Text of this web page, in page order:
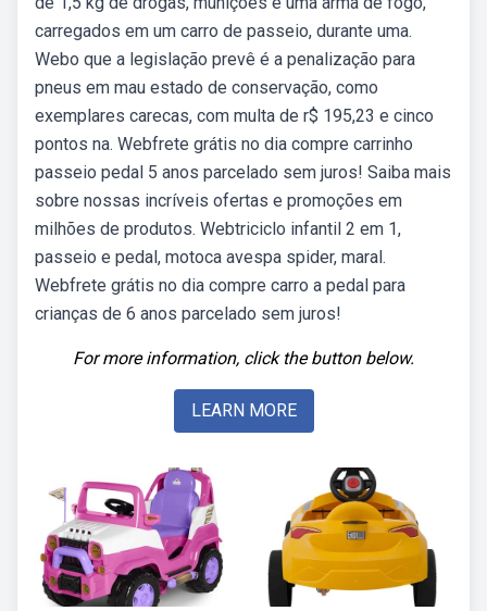
carregados em um carro de passeio, durante uma.
Webo que a legislação prevê é a penalização para
pneus em mau estado de conservação, como
exemplares carecas, com multa de r$ 195,23 e cinco
pontos na. Webfrete grátis no dia compre carrinho
passeio pedal 5 anos parcelado sem juros! Saiba mais
sobre nossas incríveis ofertas e promoções em
milhões de produtos. Webtriciclo infantil 2 em 1,
passeio e pedal, motoca avespa spider, maral.
Webfrete grátis no dia compre carro a pedal para
crianças de 6 anos parcelado sem juros!
For more information, click the button below.
LEARN MORE